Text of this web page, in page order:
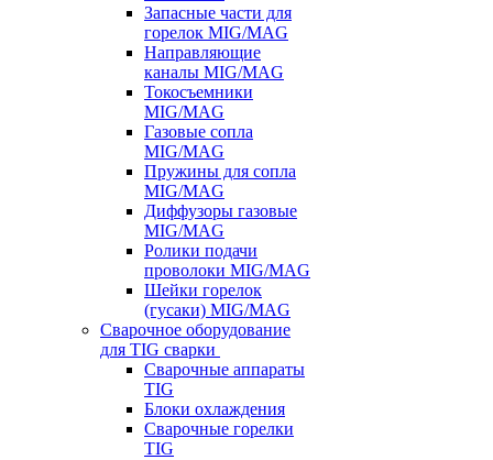
Запасные части для
горелок MIG/MAG
Направляющие
каналы MIG/MAG
Токосъемники
MIG/MAG
Газовые сопла
MIG/MAG
Пружины для сопла
MIG/MAG
Диффузоры газовые
MIG/MAG
Ролики подачи
проволоки MIG/MAG
Шейки горелок
(гусаки) MIG/MAG
Сварочное оборудование
для TIG сварки
Сварочные аппараты
TIG
Блоки охлаждения
Сварочные горелки
TIG